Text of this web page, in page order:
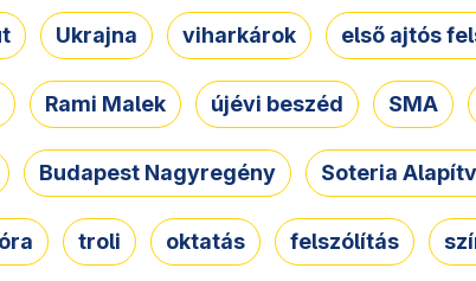
Ukrajna viharkárok első ajtós
Rami Malek újévi beszéd SMA
Budapest Nagyregény Soteria
troli oktatás felszólítás